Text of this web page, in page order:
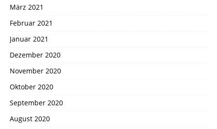
März 2021
Februar 2021
Januar 2021
Dezember 2020
November 2020
Oktober 2020
September 2020
August 2020